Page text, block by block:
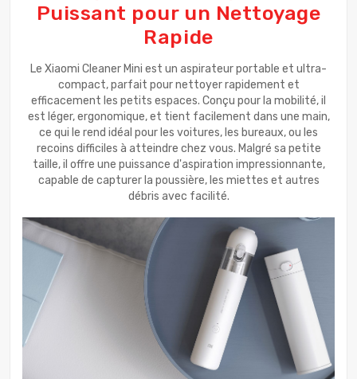
Puissant pour un Nettoyage
Rapide
Le Xiaomi Cleaner Mini est un aspirateur portable et ultra-
compact, parfait pour nettoyer rapidement et
efficacement les petits espaces. Conçu pour la mobilité, il
est léger, ergonomique, et tient facilement dans une main,
ce qui le rend idéal pour les voitures, les bureaux, ou les
recoins difficiles à atteindre chez vous. Malgré sa petite
taille, il offre une puissance d'aspiration impressionnante,
capable de capturer la poussière, les miettes et autres
débris avec facilité.